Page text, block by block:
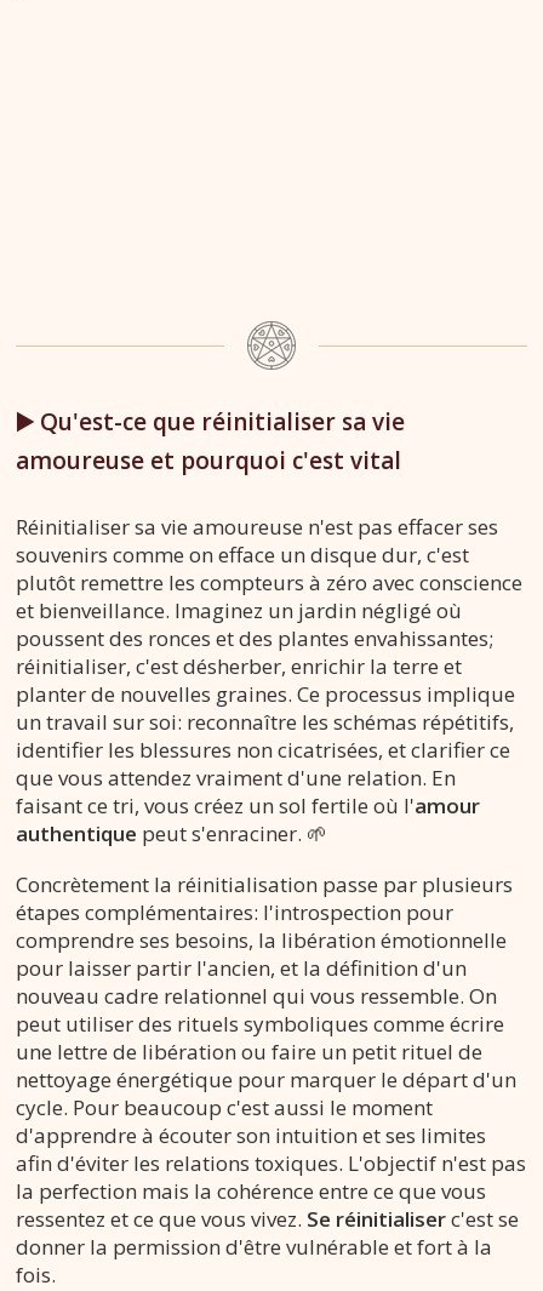
▶️ Qu'est-ce que réinitialiser sa vie
amoureuse et pourquoi c'est vital
Réinitialiser sa vie amoureuse n'est pas effacer ses
souvenirs comme on efface un disque dur, c'est
plutôt remettre les compteurs à zéro avec conscience
et bienveillance. Imaginez un jardin négligé où
poussent des ronces et des plantes envahissantes;
réinitialiser, c'est désherber, enrichir la terre et
planter de nouvelles graines. Ce processus implique
un travail sur soi: reconnaître les schémas répétitifs,
identifier les blessures non cicatrisées, et clarifier ce
que vous attendez vraiment d'une relation. En
faisant ce tri, vous créez un sol fertile où l'amour
authentique peut s'enraciner. 🌱
Concrètement la réinitialisation passe par plusieurs
étapes complémentaires: l'introspection pour
comprendre ses besoins, la libération émotionnelle
pour laisser partir l'ancien, et la définition d'un
nouveau cadre relationnel qui vous ressemble. On
peut utiliser des rituels symboliques comme écrire
une lettre de libération ou faire un petit rituel de
nettoyage énergétique pour marquer le départ d'un
cycle. Pour beaucoup c'est aussi le moment
d'apprendre à écouter son intuition et ses limites
afin d'éviter les relations toxiques. L'objectif n'est pas
la perfection mais la cohérence entre ce que vous
ressentez et ce que vous vivez. Se réinitialiserc'est se
donner la permission d'être vulnérable et fort à la
fois.